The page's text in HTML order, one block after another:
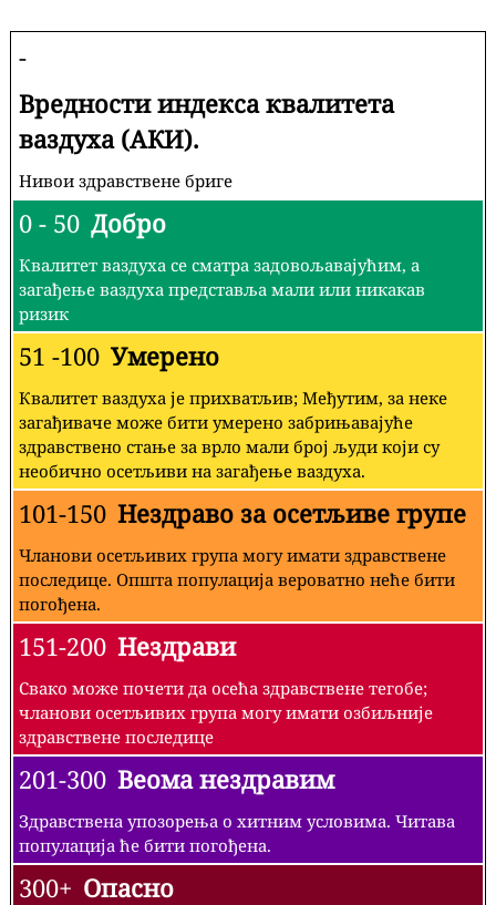
-
Вредности индекса квалитета
ваздуха (АКИ).
Нивои здравствене бриге
0 - 50 Добро
Квалитет ваздуха се сматра задовољавајућим, а
загађење ваздуха представља мали или никакав
ризик
51 -100 Умерено
Квалитет ваздуха је прихватљив; Међутим, за неке
загађиваче може бити умерено забрињавајуће
здравствено стање за врло мали број људи који су
необично осетљиви на загађење ваздуха.
101-150 Нездраво за осетљиве групе
Чланови осетљивих група могу имати здравствене
последице. Општа популација вероватно неће бити
погођена.
151-200 Нездрави
Свако може почети да осећа здравствене тегобе;
чланови осетљивих група могу имати озбиљније
здравствене последице
201-300 Веома нездравим
Здравствена упозорења о хитним условима. Читава
популација ће бити погођена.
300+ Опасно